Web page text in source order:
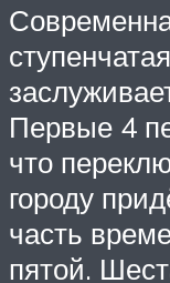
Первые 4
что
городу
часть
пятой.